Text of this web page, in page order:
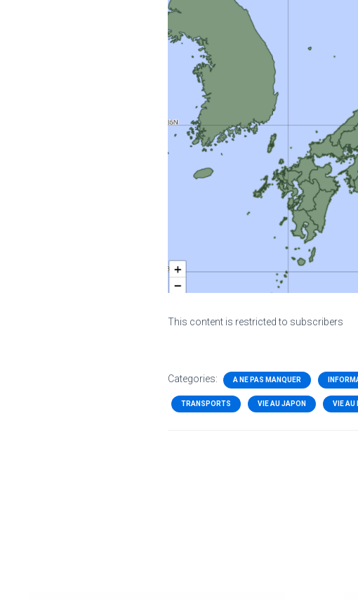
This content is restricted to subscribers
Categories: A NE PAS MANQUER
TRANSPORTS VIE AU JAPON VIE AU